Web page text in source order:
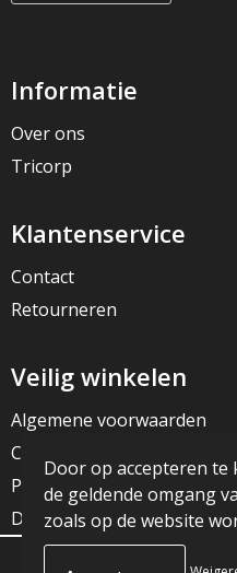
Informatie
Over ons
Tricorp
Klantenservice
Contact
Retourneren
Veilig winkelen
Algemene voorwaarden
Cookieverklaring
Privacyverklaring
Disclaimer
Door op accepteren
de geldende omgang
zoals op de website